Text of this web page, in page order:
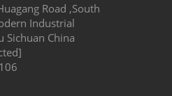
Road ,South
Industrial
Sichuan China